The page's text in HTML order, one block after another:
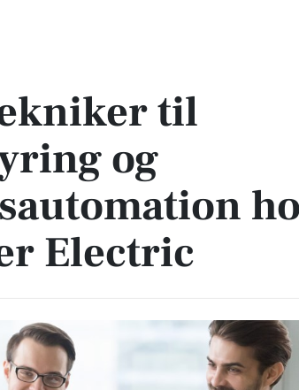
og bygningsautomation hos Schneider Electric
til
og
Electric